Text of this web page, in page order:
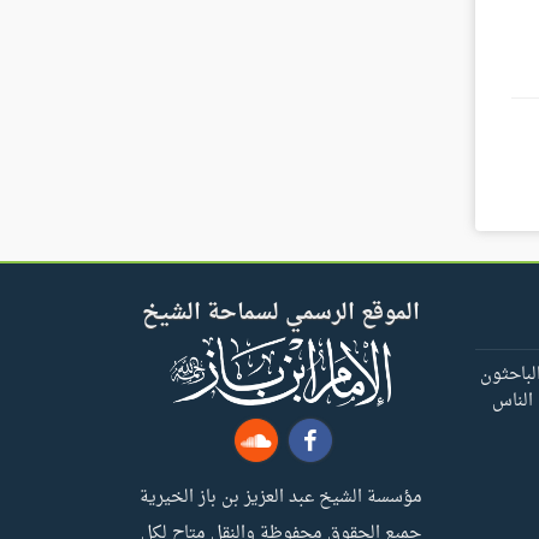
الموقع الرسمي لسماحة الشيخ
مؤسسة الشيخ عبد العزيز بن باز الخيرية